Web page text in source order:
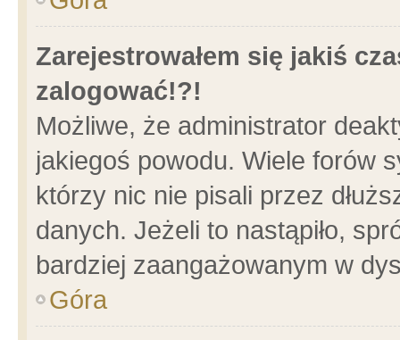
Zarejestrowałem się jakiś
zalogować!?!
Możliwe, że administrator
jakiegoś powodu. Wiele forów
którzy nic nie pisali przez
danych. Jeżeli to nastąpiło,
bardziej zaangażowanym w
Góra